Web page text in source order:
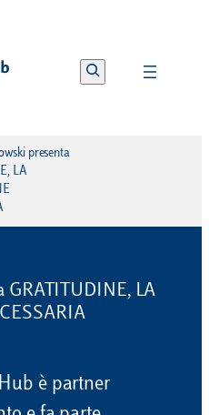
Search
presenta
LA
GRATITUDINE, LA
è partner